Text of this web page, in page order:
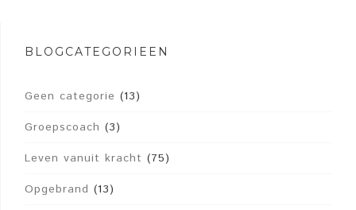
BLOGCATEGORIEËN
Geen categorie (13)
Groepscoach (3)
Leven vanuit kracht (75)
Opgebrand (13)